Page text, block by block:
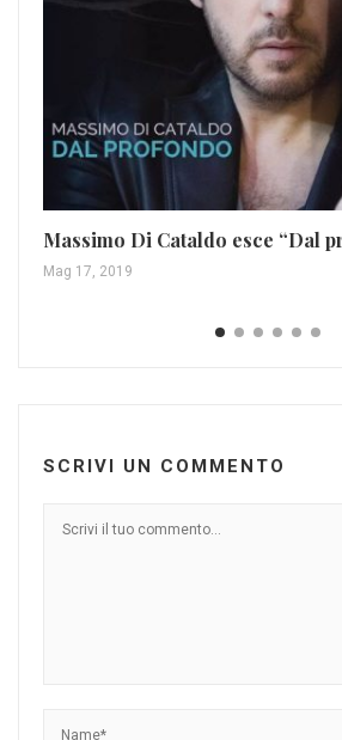
Massimo Di Cataldo esce “Dal
Mag 17, 2019
SCRIVI UN COMMENTO